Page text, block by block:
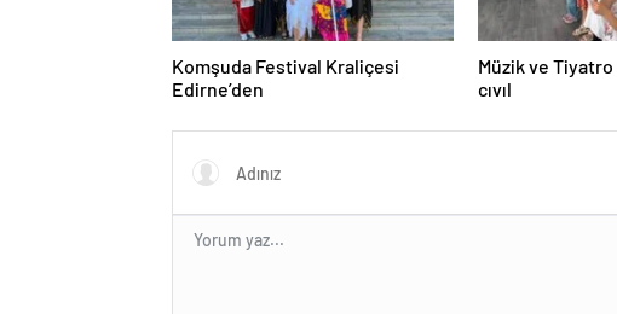
Komşuda Festival Kraliçesi
Edirne’den
Müzik ve Tiyatro
cıvıl